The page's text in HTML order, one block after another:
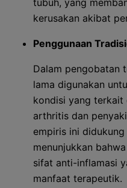
tubuh, yang
kerusakan akibat
Penggunaan
Dalam pengobatan
lama digunakan
kondisi yang terkait
arthritis dan
empiris ini
menunjukkan
sifat anti-inflamasi
manfaat terapeutik.